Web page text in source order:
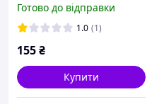
Готово до відправки
1.0 (1)
155₴
Купити